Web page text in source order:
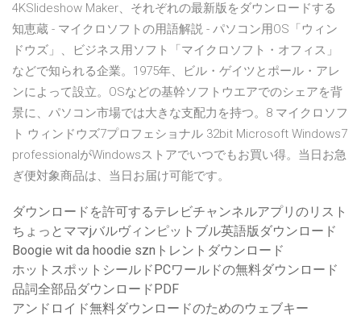
4KSlideshow Maker、それぞれの最新版をダウンロードする
知恵蔵 - マイクロソフトの用語解説 - パソコン用OS「ウィン
ドウズ」、ビジネス用ソフト「マイクロソフト・オフィス」
などで知られる企業。1975年、ビル・ゲイツとポール・アレ
ンによって設立。OSなどの基幹ソフトウエアでのシェアを背
景に、パソコン市場では大きな支配力を持つ。8 マイクロソフ
ト ウィンドウズ7プロフェショナル 32bit Microsoft Windows7
professionalがWindowsストアでいつでもお買い得。当日お急
ぎ便対象商品は、当日お届け可能です。
ダウンロードを許可するテレビチャンネルアプリのリスト
ちょっとママjバルヴィンピットブル英語版ダウンロード
Boogie wit da hoodie sznトレントダウンロード
ホットスポットシールドPCワールドの無料ダウンロード
品詞全部品ダウンロードPDF
アンドロイド無料ダウンロードのためのウェブキー